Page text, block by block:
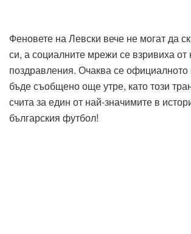
Феновете на Левски вече не могат да
си, а социалните мрежи се взривиха от
поздравления. Очаква се
бъде съобщено още утре, като този
счита за един от най-значимите в
българския футбол!